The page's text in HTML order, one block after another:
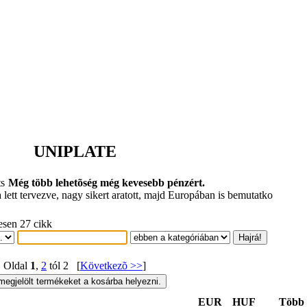
UNIPLATE
Még több lehetõség még kevesebb pénzért.
lett tervezve, nagy sikert aratott, majd Europában is bemutatko
27 cikk
Oldal 1, 2 tól 2 [Következõ >>]
EUR HUF Több